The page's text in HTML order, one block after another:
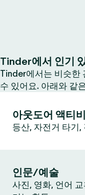
Tinder에서 인기
Tinder에서는 비슷한
수 있어요. 아래와 같
아웃도어 액티
등산, 자전거 타기
인문/예술
사진, 영화, 언어